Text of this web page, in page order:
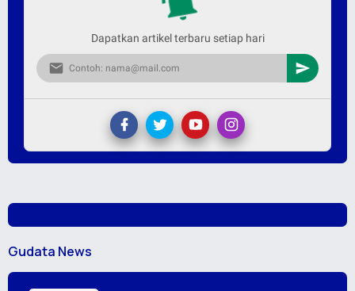
Dapatkan artikel terbaru setiap hari
Gudata News